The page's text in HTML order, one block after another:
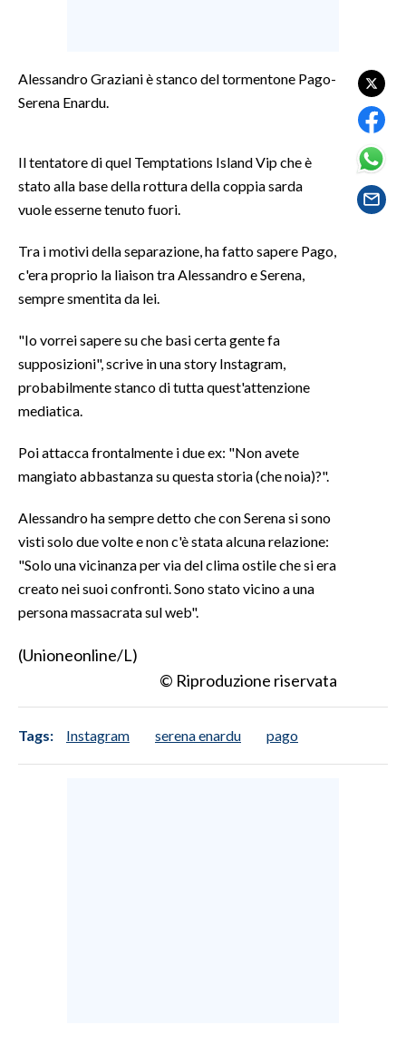
CALCIO
VOLLEY
MOTORI
TENNIS
ALTRI SPORT
CULTURA
SPETTACOLI
SARDEGNA TURISMO
SARDI NEL MONDO
NOTIZIE
EVENTI
3 MINUTI CON
Alessandro Graziani è stanco del tormentone Pago-
Serena Enardu.
Il tentatore di quel Temptations Island Vip che è
stato alla base della rottura della coppia sarda
vuole esserne tenuto fuori.
Tra i motivi della separazione, ha fatto sapere Pago,
c'era proprio la liaison tra Alessandro e Serena,
sempre smentita da lei.
"Io vorrei sapere su che basi certa gente fa
supposizioni", scrive in una story Instagram,
probabilmente stanco di tutta quest'attenzione
mediatica.
Poi attacca frontalmente i due ex: "Non avete
mangiato abbastanza su questa storia (che noia)?".
Alessandro ha sempre detto che con Serena si sono
visti solo due volte e non c'è stata alcuna relazione:
"Solo una vicinanza per via del clima ostile che si era
creato nei suoi confronti. Sono stato vicino a una
persona massacrata sul web".
(Unioneonline/L)
© Riproduzione riservata
Tags: Instagram serena enardu pago